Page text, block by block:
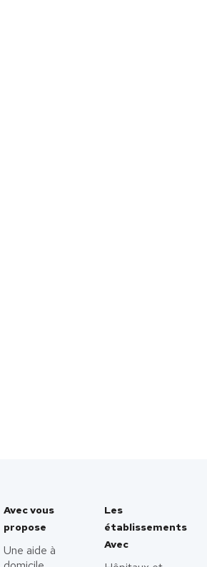
Avec vous
propose
Une aide à
Les
établissements
Avec